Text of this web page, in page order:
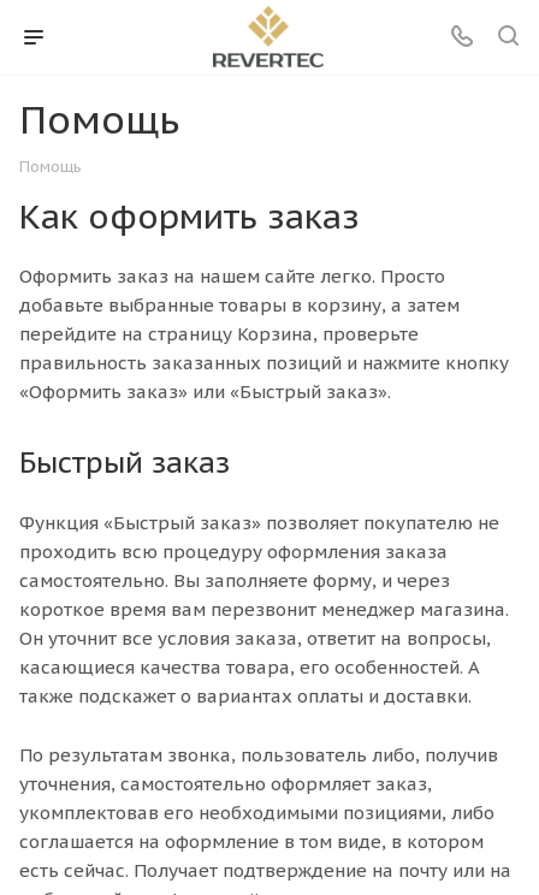
Помощь
Помощь
Как оформить заказ
Оформить заказ на нашем сайте легко. Просто
добавьте выбранные товары в корзину, а затем
перейдите на страницу Корзина, проверьте
правильность заказанных позиций и нажмите кнопку
«Оформить заказ» или «Быстрый заказ».
Быстрый заказ
Функция «Быстрый заказ» позволяет покупателю не
проходить всю процедуру оформления заказа
самостоятельно. Вы заполняете форму, и через
короткое время вам перезвонит менеджер магазина.
Он уточнит все условия заказа, ответит на вопросы,
касающиеся качества товара, его особенностей. А
также подскажет о вариантах оплаты и доставки.
По результатам звонка, пользователь либо, получив
уточнения, самостоятельно оформляет заказ,
укомплектовав его необходимыми позициями, либо
соглашается на оформление в том виде, в котором
есть сейчас. Получает подтверждение на почту или на